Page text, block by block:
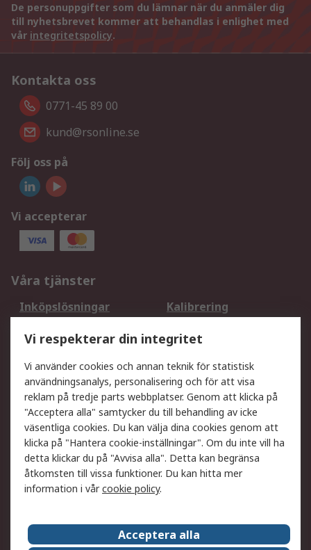
De personuppgifter som du lämnar när du anmäler dig
till nyhetsbrevet kommer att behandlas i enlighet med
vår integritetspolicy.
Kontakta oss
0771-45 89 00
kund@rsonline.se
Följ oss på
Vi accepterar
Våra tjänster
Inköpslösningar
Kalibrering
DesignSpark
Teknisk Support
Ditt lokala säljteam
Exportlösningar
Support
Få hjälp
Retur av varor
Leverans
Spåra din order
Begär en fakturakopi
Fördelar med RS-konto
Betalningsalternativ
Om RS Försäljningsvillkor
Vi respekterar din integritet
Vi använder cookies och annan teknik för statistisk
användningsanalys, personalisering och för att visa
reklam på tredje parts webbplatser. Genom att klicka på
"Acceptera alla" samtycker du till behandling av icke
väsentliga cookies. Du kan välja dina cookies genom att
klicka på "Hantera cookie-inställningar". Om du inte vill ha
detta klickar du på "Avvisa alla". Detta kan begränsa
åtkomsten till vissa funktioner. Du kan hitta mer
information i vårcookie policy.
Acceptera alla